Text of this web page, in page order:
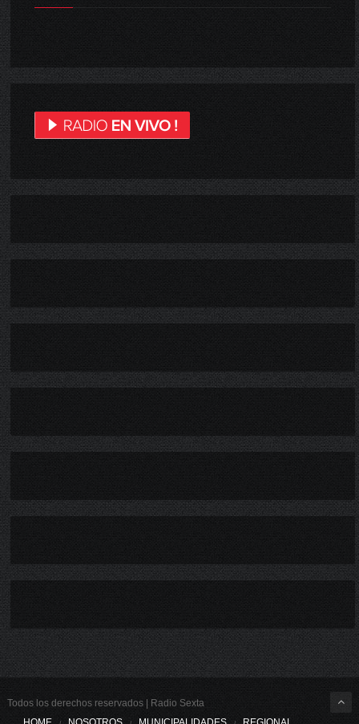
Todos los derechos reservados | Radio Sexta